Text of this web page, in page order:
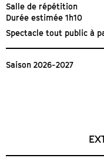
Salle de répétition
Durée estimée 1h10
Spectacle tout public à
Saison 2026-2027